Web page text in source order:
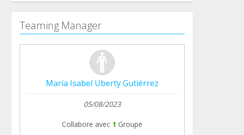
Teaming Manager
María Isabel Uberty Gutiérrez
05/08/2023
Collabore avec 1 Groupe